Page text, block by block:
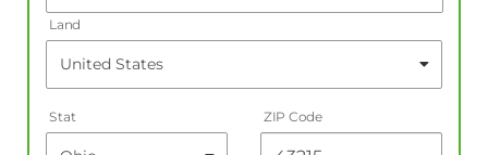
Land
Stat ZIP Code